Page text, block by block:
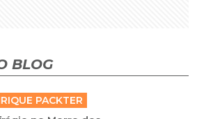
BLOG
PACKTER